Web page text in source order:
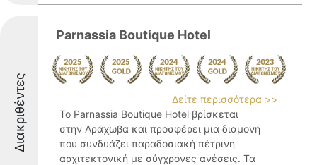
Διακριθέντες
Parnassia Boutique Hotel
Δείτε περισσότερα >>
Το Parnassia Boutique Hotel βρίσκεται
στην Αράχωβα και προσφέρει μια διαμονή
που συνδυάζει παραδοσιακή πέτρινη
αρχιτεκτονική με σύγχρονες ανέσεις. Τα